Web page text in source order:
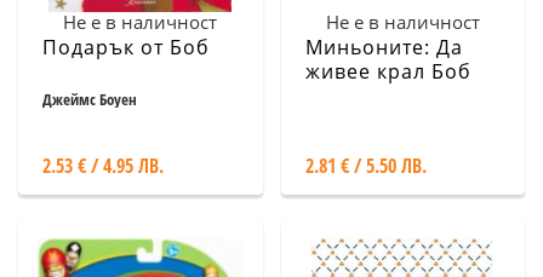
Не е в наличност
Подарък от Боб
Джеймс Боуен
2.53 € / 4.95 ЛВ.
Не е в наличност
Миньоните: Да
живее крал Боб
2.81 € / 5.50 ЛВ.